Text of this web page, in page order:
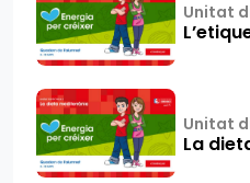
Unitat
Unitat
La